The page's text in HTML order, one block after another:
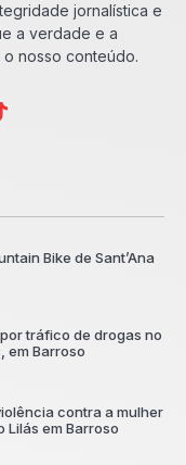
jornalística e
a verdade e a
nosso conteúdo.
Bike de Sant’Ana
tráfico de drogas no
em Barroso
contra a mulher
Lilás em Barroso